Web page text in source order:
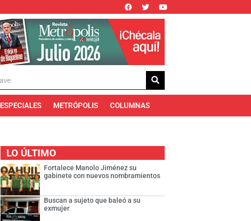
ESPECIALES METRÓPOLIS COLUMNAS
LO ÚLTIMO
Fortalece Manolo Jiménez su
gabinete con nuevos nombramientos
Buscan a sujeto que baleó a su
exmujer